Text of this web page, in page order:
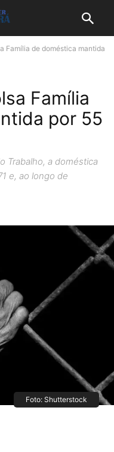
Família de doméstica mantida
Família
por 55
Trabalho, a doméstica
e, ao longo de
Foto: Shutterstock